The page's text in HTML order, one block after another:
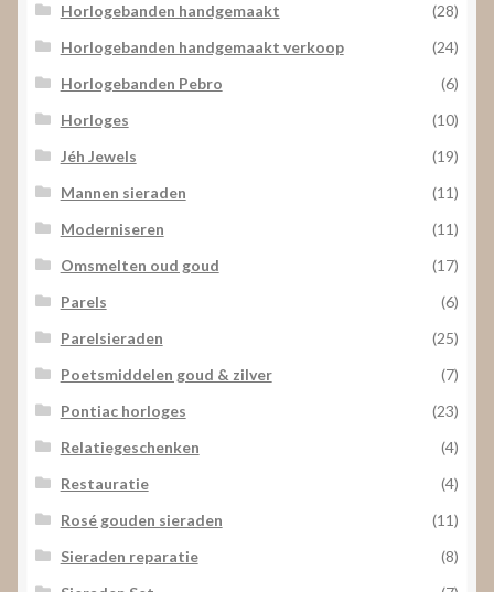
Horlogebanden handgemaakt
(28)
Horlogebanden handgemaakt verkoop
(24)
Horlogebanden Pebro
(6)
Horloges
(10)
Jéh Jewels
(19)
Mannen sieraden
(11)
Moderniseren
(11)
Omsmelten oud goud
(17)
Parels
(6)
Parelsieraden
(25)
Poetsmiddelen goud & zilver
(7)
Pontiac horloges
(23)
Relatiegeschenken
(4)
Restauratie
(4)
Rosé gouden sieraden
(11)
Sieraden reparatie
(8)